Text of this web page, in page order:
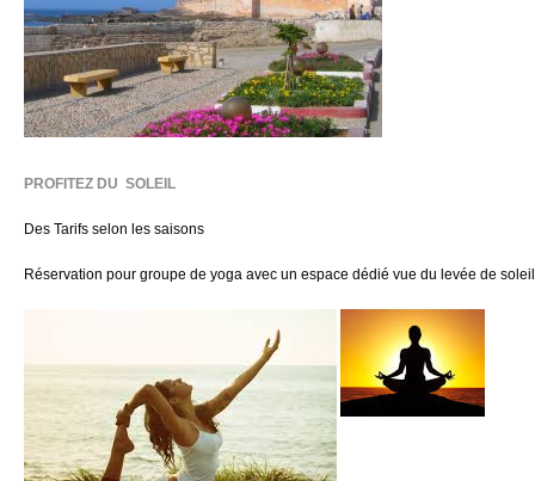
PROFITEZ DU SOLEIL
Des Tarifs selon les saisons
Réservation pour groupe de yoga avec un espace dédié vue du levée de